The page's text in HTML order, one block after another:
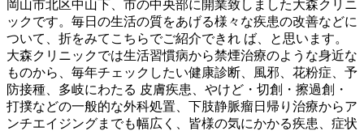
岡山市北区中山下、市の中央部に開業致しました大森クリニ
ックです。毎日の生活の質をあげる様々な疾患の改善などに
ついて、折をみてこちらでご紹介できれ ば、と思います。
大森クリニックでは生活習慣病から禁煙治療のような身近な
ものから、毎年チェックしたい健康診断、風邪、花粉症、予
防接種、多岐にわたる 皮膚疾患、やけど・切創・擦過創・
打撲などの一般的な外科処置、下肢静脈瘤日帰り治療からア
ンチエイジングまでも幅広く、皆様の気にかかる疾患、症状